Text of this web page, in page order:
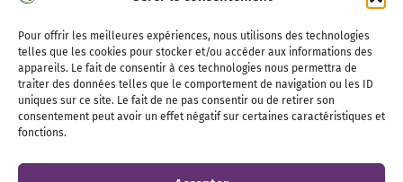
Pour offrir les meilleures expériences, nous utilisons des technologies
telles que les cookies pour stocker et/ou accéder aux informations des
appareils. Le fait de consentir à ces technologies nous permettra de
traiter des données telles que le comportement de navigation ou les ID
uniques sur ce site. Le fait de ne pas consentir ou de retirer son
consentement peut avoir un effet négatif sur certaines caractéristiques et
fonctions.
Infos pratiques
Lundi
14h00 – 18h30
Mardi au Vendredi
9h00 – 12h00 / 14h00 – 18h30
Samedi